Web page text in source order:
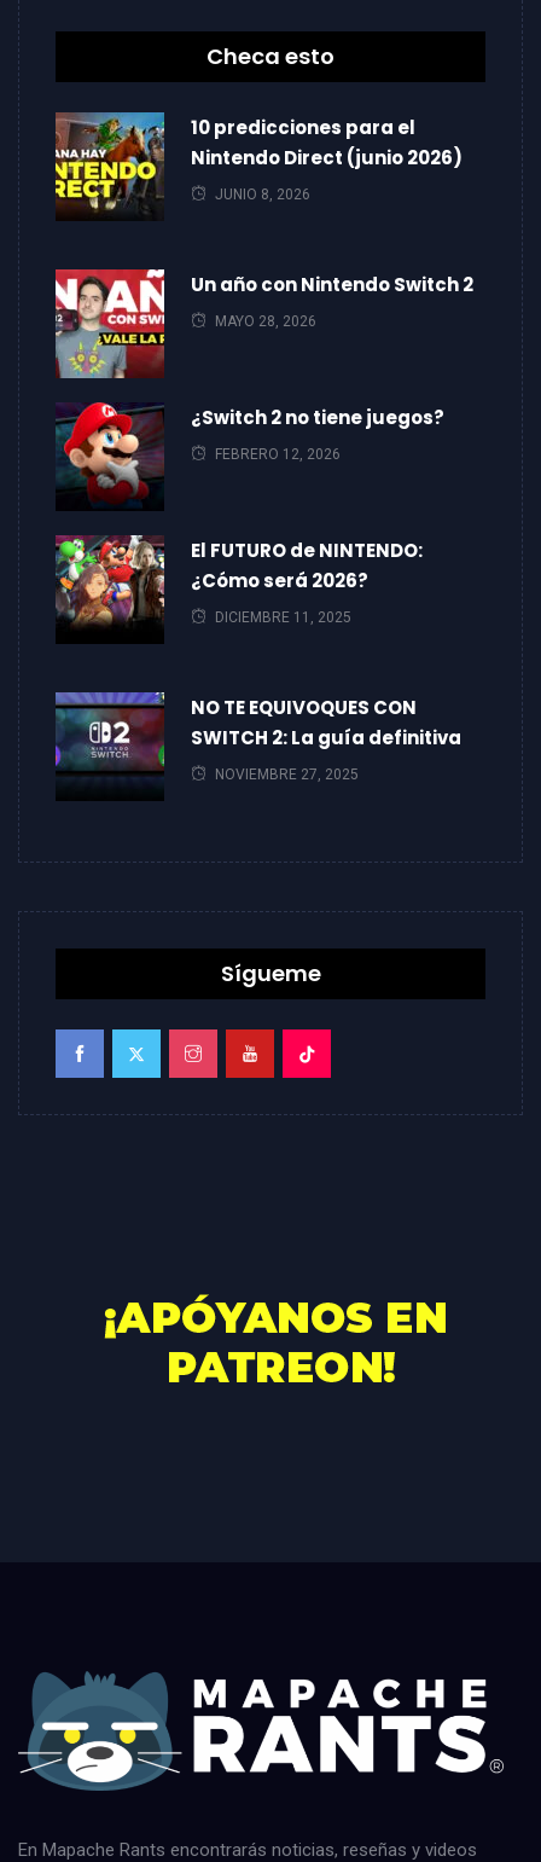
Checa esto
10 predicciones para el
Nintendo Direct (junio 2026)
JUNIO 8, 2026
Un año con Nintendo Switch 2
MAYO 28, 2026
¿Switch 2 no tiene juegos?
FEBRERO 12, 2026
El FUTURO de NINTENDO:
¿Cómo será 2026?
DICIEMBRE 11, 2025
NO TE EQUIVOQUES CON
SWITCH 2: La guía definitiva
NOVIEMBRE 27, 2025
Sígueme
En Mapache Rants encontrarás noticias, reseñas y videos